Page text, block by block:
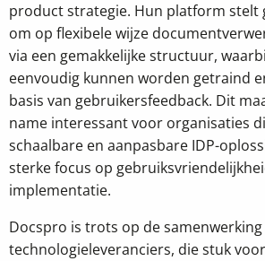
product strategie. Hun platform stelt
om op flexibele wijze
via een gemakkelijke structuur,
eenvoudig kunnen worden getraind
basis van gebruikersfeedback. Dit
name interessant voor organisaties
schaalbare en aanpasbare IDP-
sterke focus op
implementatie.
Docspro is trots op de
technologieleveranciers, die stuk